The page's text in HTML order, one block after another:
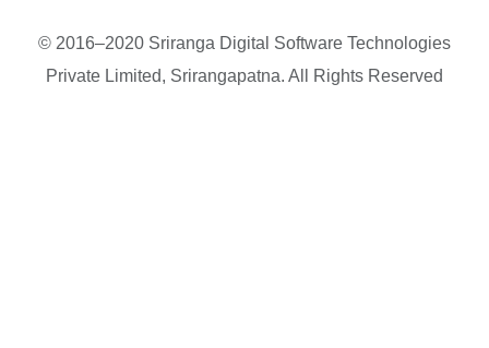
© 2016–2020 Sriranga Digital Software Technologies
Private Limited, Srirangapatna. All Rights Reserved